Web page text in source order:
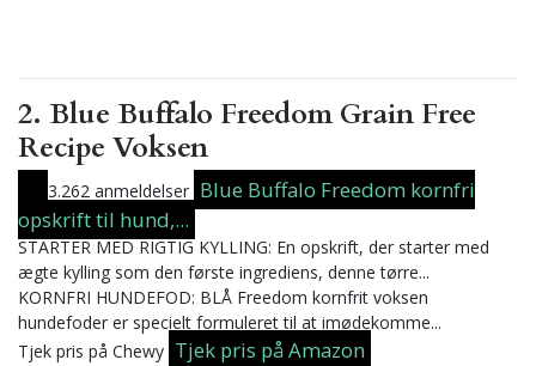
2. Blue Buffalo Freedom Grain Free
Recipe Voksen
3.262 anmeldelser Blue Buffalo Freedom kornfri
opskrift til hund,...
STARTER MED RIGTIG KYLLING: En opskrift, der starter med
ægte kylling som den første ingrediens, denne tørre...
KORNFRI HUNDEFOD: BLÅ Freedom kornfrit voksen
hundefoder er specielt formuleret til at imødekomme...
Tjek pris på Chewy Tjek pris på Amazon